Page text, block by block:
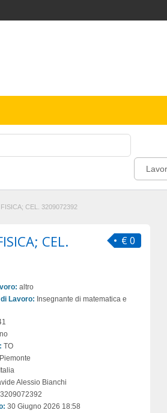
CEL. 3209072392
€ 0
CEL.
altro
Lavoro: Insegnante di matematica e
TO
Piemonte
Italia
Alessio Bianchi
3209072392
30 Giugno 2026 18:58